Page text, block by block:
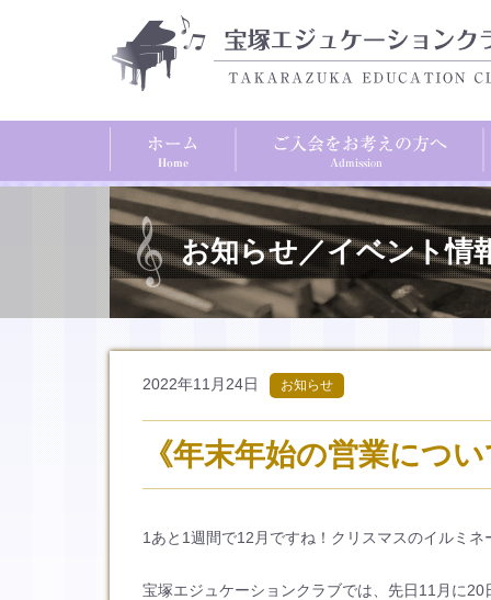
お知らせ／イベント情
2022年11月24日 お知らせ
《年末年始の営業につ
1あと1週間で12月ですね！クリスマスのイルミ
宝塚エジュケーションクラブでは、先日11月に